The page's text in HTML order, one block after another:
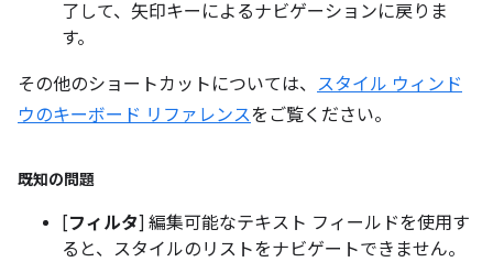
了して、矢印キーによるナビゲーションに戻りま
す。
その他のショートカットについては、 スタイル ウィンド
ウのキーボード リファレンスをご覧ください。
既知の問題
[フィルタ] 編集可能なテキスト フィールドを使用す
ると、スタイルのリストをナビゲートできません。